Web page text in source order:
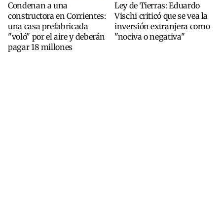
Condenan a una
constructora en Corrientes:
una casa prefabricada
"voló" por el aire y deberán
pagar 18 millones
Ley de Tierras: Eduardo
Vischi criticó que se vea la
inversión extranjera como
"nociva o negativa"